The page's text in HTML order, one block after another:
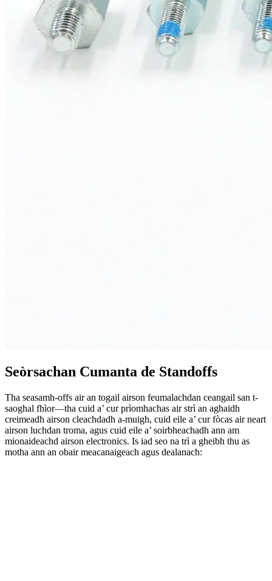
Seòrsachan Cumanta de Standoffs
Tha seasamh-offs air an togail airson feumalachdan ceangail san t-
saoghal fhìor—tha cuid a’ cur prìomhachas air strì an aghaidh
creimeadh airson cleachdadh a-muigh, cuid eile a’ cur fòcas air neart
airson luchdan troma, agus cuid eile a’ soirbheachadh ann am
mionaideachd airson electronics. Is iad seo na trì a gheibh thu as
motha ann an obair meacanaigeach agus dealanach: